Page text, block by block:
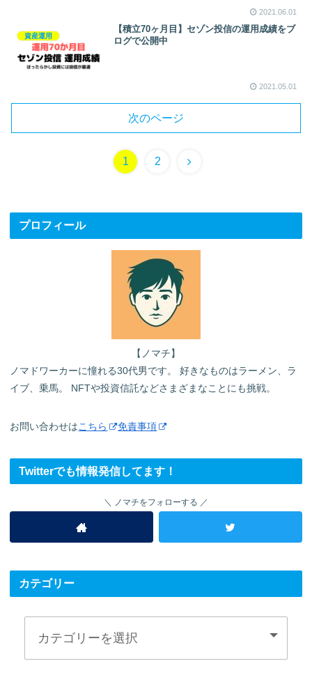
2021.06.01
資産運用
【積立70ヶ月目】セゾン投信の運用成績をブ
ログで公開中
2021.05.01
次のページ
1 2
次
プロフィール
【ノマチ】
ノマドワーカーに憧れる30代男です。 好きなものはラーメン、ラ
イブ、乗馬。 NFTや投資信託などさまざまなことにも挑戦。
お問い合わせはこちら 免責事項
Twitterでも情報発信してます！
ノマチをフォローする
カテゴリー